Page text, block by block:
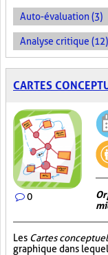
Auto-évaluation (3)
Analyse critique (12)
CARTES
0
Les Cartes
graphique dans